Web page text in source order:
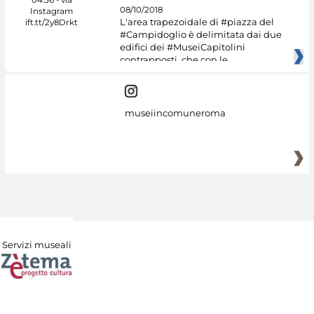
08/10/2018
L'area trapezoidale di #piazza del
#Campidoglio è delimitata dai due
edifici dei #MuseiCapitolini
contrapposti, che con le
museiincomuneroma
Servizi museali